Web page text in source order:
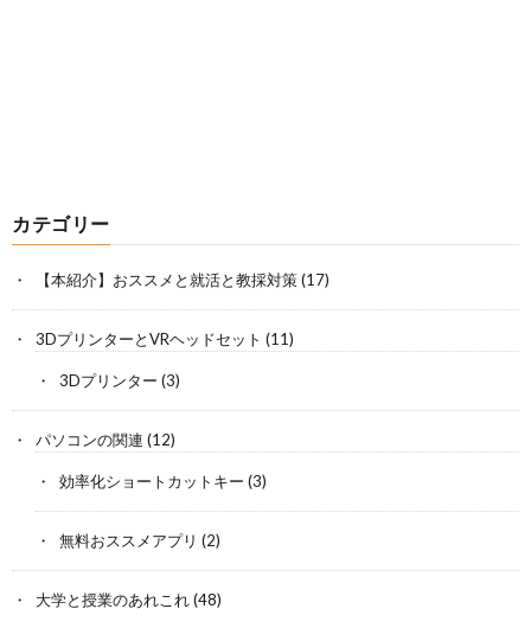
カテゴリー
【本紹介】おススメと就活と教採対策(17)
3DプリンターとVRヘッドセット (11)
3Dプリンター (3)
パソコンの関連 (12)
効率化ショートカットキー (3)
無料おススメアプリ (2)
大学と授業のあれこれ(48)